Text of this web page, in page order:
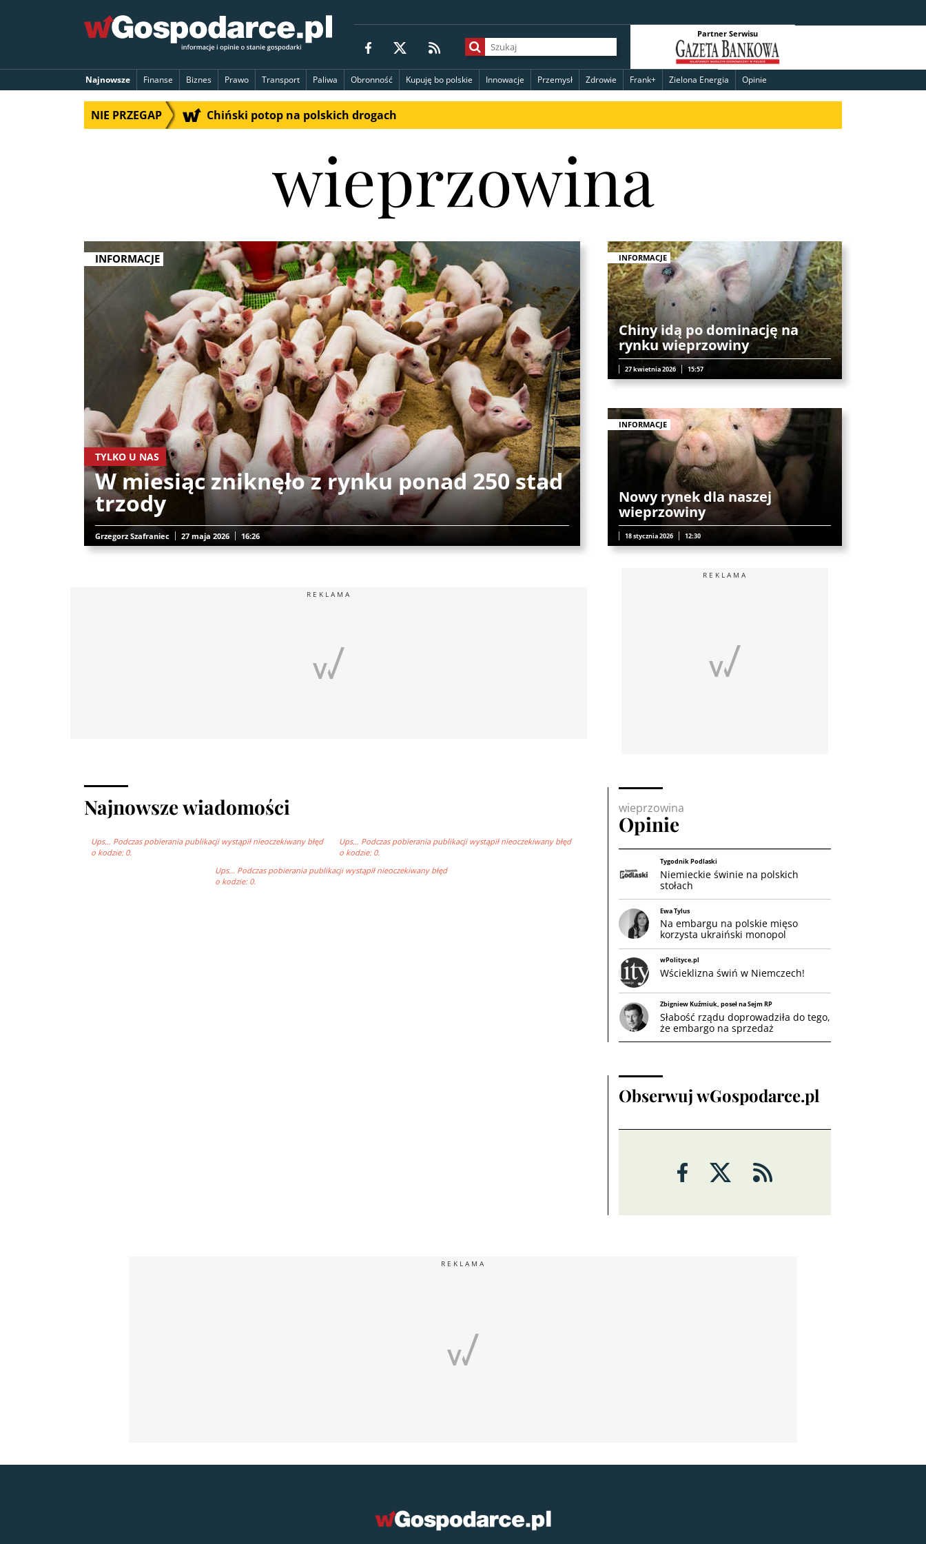
Partner Serwisu
Najnowsze Finanse Biznes Prawo Transport Paliwa Obronność Kupuję bo polskie Innowacje Przemysł Zdrowie Frank+ Zielona Energia Opinie
NIE PRZEGAP Chiński potop na polskich drogach
wieprzowina
INFORMACJE
TYLKO U NAS
W miesiąc zniknęło z rynku ponad 250 stad
trzody
Grzegorz Szafraniec 27 maja 2026 16:26
INFORMACJE
Chiny idą po dominację na
rynku wieprzowiny
27 kwietnia 2026 15:57
INFORMACJE
Nowy rynek dla naszej
wieprzowiny
18 stycznia 2026 12:30
REKLAMA
Najnowsze wiadomości
Ups… Podczas pobierania publikacji wystąpił nieoczekiwany błęd
o kodzie: 0.
Ups… Podczas pobierania publikacji wystąpił nieoczekiwany błęd
o kodzie: 0.
Ups… Podczas pobierania publikacji wystąpił nieoczekiwany błęd
o kodzie: 0.
REKLAMA
wieprzowina
Opinie
Tygodnik Podlaski
Niemieckie świnie na polskich
stołach
Ewa Tylus
Na embargu na polskie mięso
korzysta ukraiński monopol
wPolityce.pl
Wścieklizna świń w Niemczech!
Zbigniew Kuźmiuk, poseł na Sejm RP
Słabość rządu doprowadziła do tego,
że embargo na sprzedaż
wieprzowiny do Rosji będzie
Obserwuj wGospodarce.pl
REKLAMA